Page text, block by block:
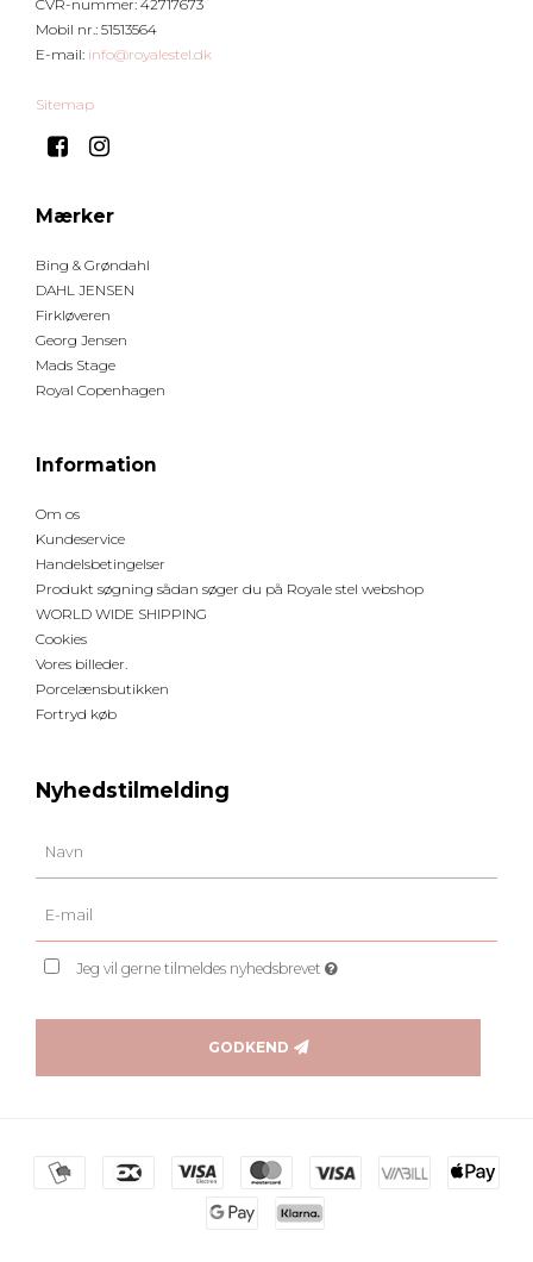
CVR-nummer: 42717673
Mobil nr. : 51513564
E-mail: info@royalestel.dk
Sitemap
Mærker
Bing & Grøndahl
DAHL JENSEN
Firkløveren
Georg Jensen
Mads Stage
Royal Copenhagen
Information
Om os
Kundeservice
Handelsbetingelser
Produkt søgning sådan søger du på Royale stel webshop
WORLD WIDE SHIPPING
Cookies
Vores billeder.
Porcelænsbutikken
Fortryd køb
Nyhedstilmelding
Jeg vil gerne tilmeldes nyhedsbrevet
GODKEND